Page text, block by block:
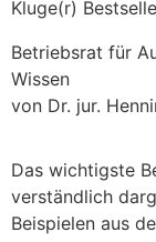
Kluge(r)
Betriebsrat für
Wissen
von Dr. jur.
Das wichtigste
verständlich
Beispielen aus